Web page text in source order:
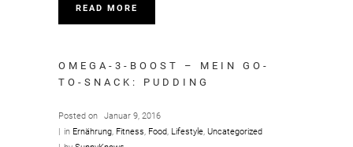
READ MORE
OMEGA-3-BOOST – MEIN GO-
TO-SNACK: PUDDING
Posted on
Januar 9, 2016
in Ernährung, Fitness, Food, Lifestyle, Uncategorized